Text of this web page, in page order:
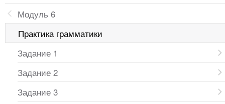
Модуль 6
Практика грамматики
Задание 1
Задание 2
Задание 3